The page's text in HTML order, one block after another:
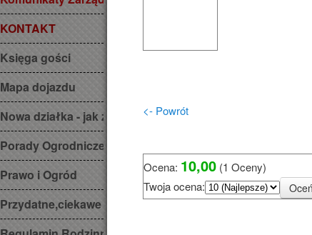
KONTAKT
Księga gości
Mapa dojazdu
Nowa działka - jak zaplanować?
Porady Ogrodnicze
Prawo i Ogród
Przydatne,ciekawe linki ;)
<- Powrót
Ocena: 10,00 (1 Oceny)
Twoja ocena: